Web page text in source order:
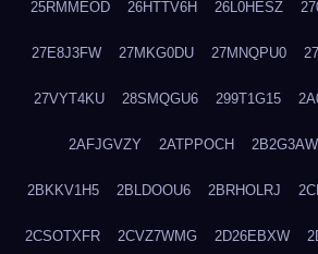
25RMMEOD 26HTTV6H 26L0HESZ
27E8J3FW 27MKG0DU 27MNQPU0
27VYT4KU 28SMQGU6 299T1G15
2AFJGVZY 2ATPPOCH
2BKKV1H5 2BLDOOU6 2BRHOLRJ
2CSOTXFR 2CVZ7WMG 2D26EBXW